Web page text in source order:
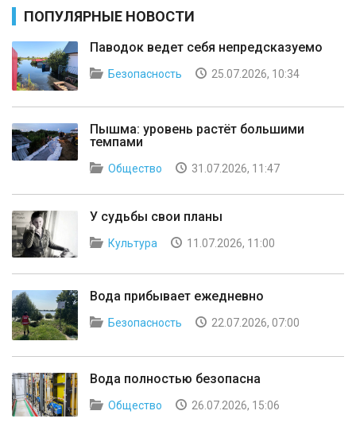
ПОПУЛЯРНЫЕ НОВОСТИ
Паводок ведет себя непредсказуемо
Безопасность 25.07.2026, 10:34
Пышма: уровень растёт большими
темпами
Общество 31.07.2026, 11:47
У судьбы свои планы
Культура 11.07.2026, 11:00
Вода прибывает ежедневно
Безопасность 22.07.2026, 07:00
Вода полностью безопасна
Общество 26.07.2026, 15:06